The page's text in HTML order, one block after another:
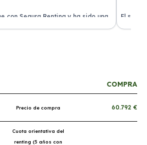
con Segura Renting y ha sido una
Todo incluido y sin sorpresas.
El
proceso
COMPRA
Precio de compra 60.792 €
Cuota orientativa del
renting (5 años con